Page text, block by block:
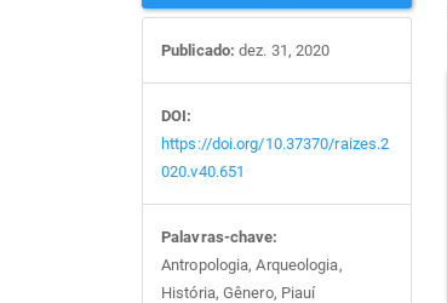
Publicado: dez. 31, 2020
DOI:
https://doi.org/10.37370/raizes.2
020.v40.651
Palavras-chave:
Antropologia, Arqueologia,
História, Gênero, Piauí